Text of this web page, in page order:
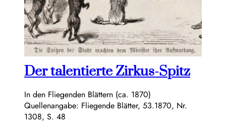
Der talentierte Zirkus-Spitz
In den Fliegenden Blättern (ca. 1870)
Quellenangabe: Fliegende Blätter, 53.1870, Nr.
1308, S. 48